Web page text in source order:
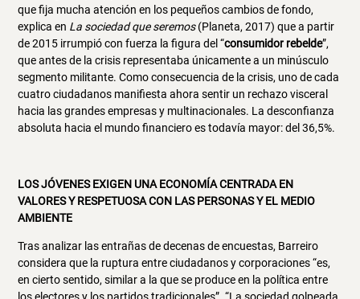
que fija mucha atención en los pequeños cambios de fondo,
explica en La sociedad que seremos(Planeta, 2017) que a partir
de 2015 irrumpió con fuerza la figura del “consumidor rebelde”,
que antes de la crisis representaba únicamente a un minúsculo
segmento militante. Como consecuencia de la crisis, uno de cada
cuatro ciudadanos manifiesta ahora sentir un rechazo visceral
hacia las grandes empresas y multinacionales. La desconfianza
absoluta hacia el mundo financiero es todavía mayor: del 36,5%.
LOS JÓVENES EXIGEN UNA ECONOMÍA CENTRADA EN
VALORES Y RESPETUOSA CON LAS PERSONAS Y EL MEDIO
AMBIENTE
Tras analizar las entrañas de decenas de encuestas, Barreiro
considera que la ruptura entre ciudadanos y corporaciones “es,
en cierto sentido, similar a la que se produce en la política entre